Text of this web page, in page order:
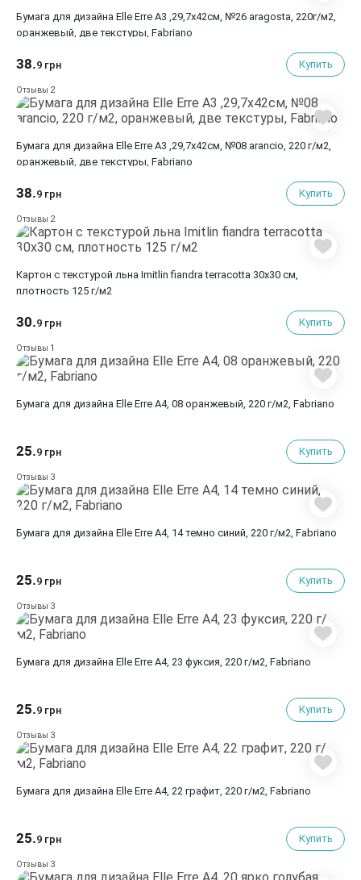
Бумага для дизайна Elle Erre А3 ,29,7х42см, №26 aragosta, 220г/м2,
оранжевый, две текстуры, Fabriano
38.9 грн Купить
Отзывы 2
Бумага для дизайна Elle Erre А3 ,29,7х42см, №08 arancio, 220 г/м2,
оранжевый, две текстуры, Fabriano
38.9 грн Купить
Отзывы 2
Картон с текстурой льна Imitlin fiandra terracotta 30х30 см,
плотность 125 г/м2
30.9 грн Купить
Отзывы 1
Бумага для дизайна Elle Erre A4, 08 оранжевый, 220 г/м2, Fabriano
25.9 грн Купить
Отзывы 3
Бумага для дизайна Elle Erre A4, 14 темно синий, 220 г/м2, Fabriano
25.9 грн Купить
Отзывы 3
Бумага для дизайна Elle Erre A4, 23 фуксия, 220 г/м2, Fabriano
25.9 грн Купить
Отзывы 3
Бумага для дизайна Elle Erre A4, 22 графит, 220 г/м2, Fabriano
25.9 грн Купить
Отзывы 3